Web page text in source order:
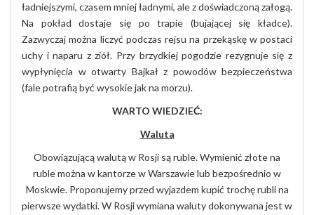
ładniejszymi, czasem mniej ładnymi, ale z doświadczoną załogą.
Na pokład dostaje się po trapie (bujającej się kładce).
Zazwyczaj można liczyć podczas rejsu na przekąskę w postaci
uchy i naparu z ziół. Przy brzydkiej pogodzie rezygnuje się z
wypłynięcia w otwarty Bajkał z powodów bezpieczeństwa
(fale potrafią być wysokie jak na morzu).
WARTO WIEDZIEĆ:
Waluta
Obowiązującą walutą w Rosji są ruble. Wymienić złote na
ruble można w kantorze w Warszawie lub bezpośrednio w
Moskwie. Proponujemy przed wyjazdem kupić trochę rubli na
pierwsze wydatki. W Rosji wymiana waluty dokonywana jest w